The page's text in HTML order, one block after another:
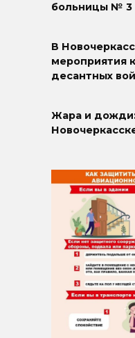
больницы № 3
В
мероприятия
десантных
Жара и дожди: